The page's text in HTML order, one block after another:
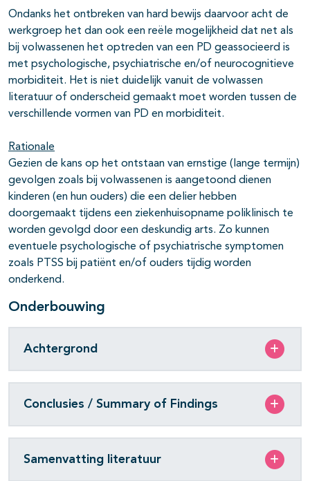
Ondanks het ontbreken van hard bewijs daarvoor acht de
werkgroep het dan ook een reële mogelijkheid dat net als
bij volwassenen het optreden van een PD geassocieerd is
met psychologische, psychiatrische en/of neurocognitieve
morbiditeit. Het is niet duidelijk vanuit de volwassen
literatuur of onderscheid gemaakt moet worden tussen de
verschillende vormen van PD en morbiditeit.
Rationale
Gezien de kans op het ontstaan van ernstige (lange termijn)
gevolgen zoals bij volwassenen is aangetoond dienen
kinderen (en hun ouders) die een delier hebben
doorgemaakt tijdens een ziekenhuisopname poliklinisch te
worden gevolgd door een deskundig arts. Zo kunnen
eventuele psychologische of psychiatrische symptomen
zoals PTSS bij patiënt en/of ouders tijdig worden
onderkend.
Onderbouwing
Achtergrond
Conclusies / Summary of Findings
Samenvatting literatuur